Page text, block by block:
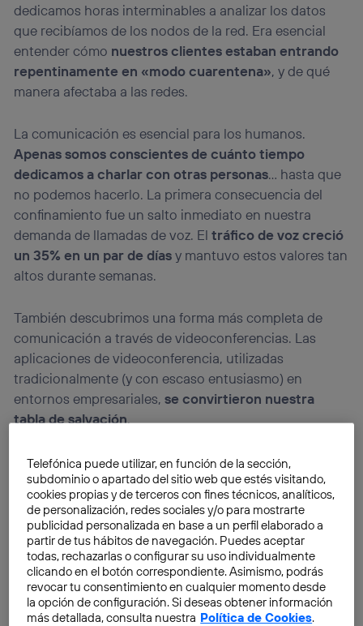
dedicamos horas interminables a analizar los datos
que recibíamos de los nodos de la red. Era esencial
entender cómo nuestros clientes estaban entrando
repentinamente en «modo cuarentena», y de qué
manera afectaba a las redes.
La comunicación es esencial para los humanos.
Apenas somos conscientes de cuánto tiempo
dedicamos a charlar con otras personas… hasta que
no podemos hacerlo. La primera consecuencia del
confinamiento fue un salto inmediato en nuestra
demanda de llamadas de voz. El tráfico de voz creció
un 35% en un par de díasy mantuvo estos valores tan
altos durante semanas.
También descubrimos una forma más completa de
comunicación a través de videoconferencias. Las
aplicaciones de videoconferencia, utilizadas
tradicionalmente (y con escaso entusiasmo) en
entornos empresariales,se convirtieron nuestra
tabla de salvación.
El teletrabajo hizo que el uso de las videoconferencias
se disparara, pero también el uso no profesional dio
lugar a una demanda formidable. Todas las
plicaciones relacionadas con la capacidad de
reunirnos remotamentecon otras personas, ya sea
con fines profesionales o personales, experimentaron
un crecimiento espectacular.
Telefónica puede utilizar, en función de la sección,
subdominio o apartado del sitio web que estés visitando,
cookies propias y de terceros con fines técnicos, analíticos,
de personalización, redes sociales y/o para mostrarte
publicidad personalizada en base a un perfil elaborado a
partir de tus hábitos de navegación. Puedes aceptar
todas, rechazarlas o configurar su uso individualmente
clicando en el botón correspondiente. Asimismo, podrás
revocar tu consentimiento en cualquier momento desde
la opción de configuración. Si deseas obtener información
más detallada, consulta nuestra Política de Cookies.